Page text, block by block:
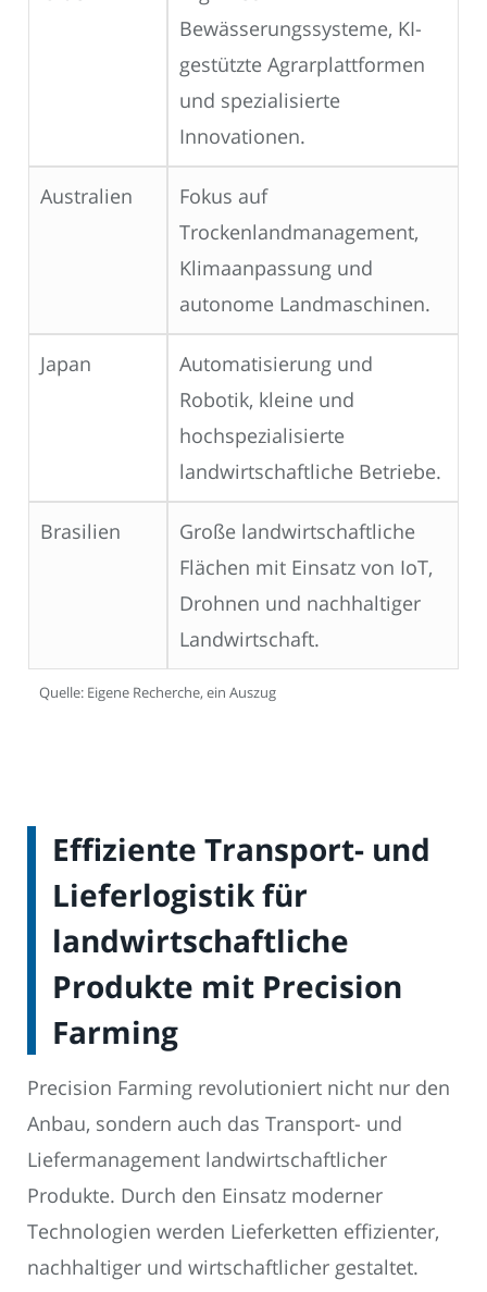
Bewässerungssysteme, KI-
gestützte Agrarplattformen
und spezialisierte
Innovationen.
Australien
Fokus auf
Trockenlandmanagement,
Klimaanpassung und
autonome Landmaschinen.
Japan
Automatisierung und
Robotik, kleine und
hochspezialisierte
landwirtschaftliche Betriebe.
Brasilien
Große landwirtschaftliche
Flächen mit Einsatz von IoT,
Drohnen und nachhaltiger
Landwirtschaft.
Quelle: Eigene Recherche, ein Auszug
Effiziente Transport- und
Lieferlogistik für
landwirtschaftliche
Produkte mit Precision
Farming
Precision Farming revolutioniert nicht nur den
Anbau, sondern auch das Transport- und
Liefermanagement landwirtschaftlicher
Produkte. Durch den Einsatz moderner
Technologien werden Lieferketten effizienter,
nachhaltiger und wirtschaftlicher gestaltet.